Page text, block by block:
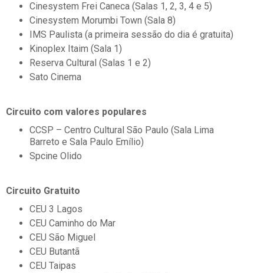
Cinesystem Frei Caneca (Salas 1, 2, 3, 4 e 5)
Cinesystem Morumbi Town (Sala 8)
IMS Paulista (a primeira sessão do dia é gratuita)
Kinoplex Itaim (Sala 1)
Reserva Cultural (Salas 1 e 2)
Sato Cinema
Circuito com valores populares
CCSP – Centro Cultural São Paulo (Sala Lima
Barreto e Sala Paulo Emílio)
Spcine Olido
Circuito Gratuito
CEU 3 Lagos
CEU Caminho do Mar
CEU São Miguel
CEU Butantã
CEU Taipas